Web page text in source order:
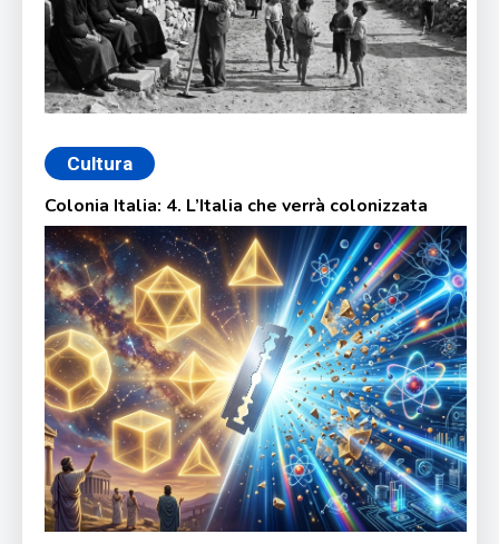
Cultura
Colonia Italia: 4. L’Italia che verrà colonizzata